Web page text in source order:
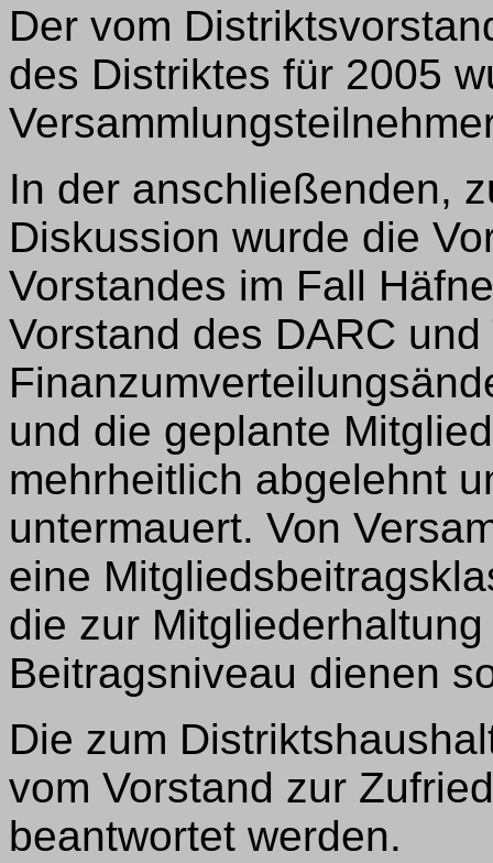
Der vom
des Distriktes für 2005
In der anschließenden,
Diskussion wurde die
Vorstandes im Fall
Vorstand des DARC
und die geplante
mehrheitlich abgelehnt
untermauert. Von
eine
die zur
Beitragsniveau dienen
Die zum
vom Vorstand zur
beantwortet werden.